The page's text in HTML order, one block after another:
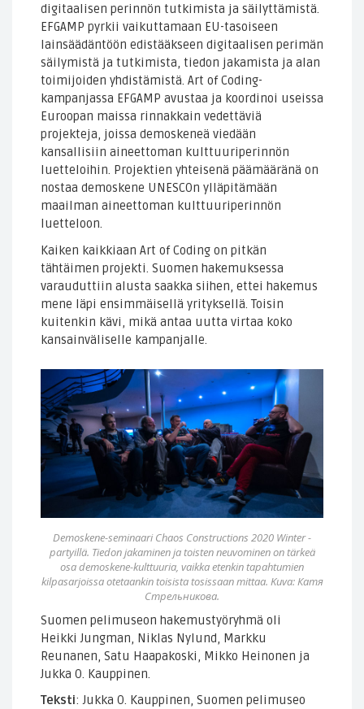
digitaalisen perinnön tutkimista ja säilyttämistä.
EFGAMP pyrkii vaikuttamaan EU-tasoiseen
lainsäädäntöön edistääkseen digitaalisen perimän
säilymistä ja tutkimista, tiedon jakamista ja alan
toimijoiden yhdistämistä. Art of Coding-
kampanjassa EFGAMP avustaa ja koordinoi useissa
Euroopan maissa rinnakkain vedettäviä
projekteja, joissa demoskeneä viedään
kansallisiin aineettoman kulttuuriperinnön
luetteloihin. Projektien yhteisenä päämääränä on
nostaa demoskene UNESCOn ylläpitämään
maailman aineettoman kulttuuriperinnön
luetteloon.
Kaiken kaikkiaan Art of Coding on pitkän
tähtäimen projekti. Suomen hakemuksessa
varauduttiin alusta saakka siihen, ettei hakemus
mene läpi ensimmäisellä yrityksellä. Toisin
kuitenkin kävi, mikä antaa uutta virtaa koko
kansainväliselle kampanjalle.
Demoskene-seminaari Chaos Constructions 2020 Winter -
partyillä. Tiedon jakaminen ja toisten neuvominen on tärkeä
osa demoskene-kulttuuria, vaikka etenkin tapahtumien
kilpasarjoissa otetaankin toisista tosissaan mittaa. Kuva: Катя
Стрельникова.
Suomen pelimuseon hakemustyöryhmä oli
Heikki Jungman, Niklas Nylund, Markku
Reunanen, Satu Haapakoski, Mikko Heinonen ja
Jukka O. Kauppinen.
Teksti: Jukka O. Kauppinen, Suomen pelimuseo